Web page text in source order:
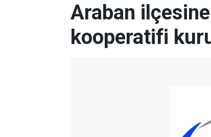
Araban
kooperatifi